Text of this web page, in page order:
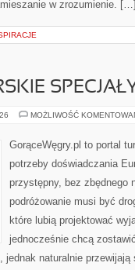
w zrozumienie.
MOŻLIWOŚĆ
GorąceWęgry.pl to portal
potrzeby doświadczania
przystępny, bez zbędnego
podróżowanie musi być
które lubią projektować
jednocześnie chcą
jednak naturalnie